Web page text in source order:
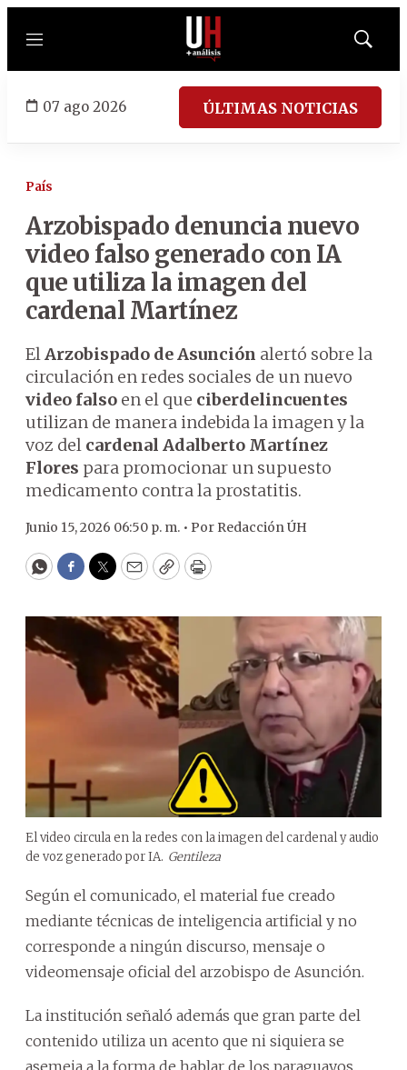
Menú
Mostrar
07 ago 2026 ÚLTIMAS NOTICIAS
País
Arzobispado denuncia nuevo
video falso generado con IA
que utiliza la imagen del
cardenal Martínez
ElArzobispado de Asunción alertó sobre la
circulación en redes sociales de un nuevo
video falso en el que ciberdelincuentes
utilizan de manera indebida la imagen y la
voz del cardenal Adalberto Martínez
Flores para promocionar un supuesto
medicamento contra la prostatitis.
Junio 15, 2026 06:50 p. m. • Por Redacción ÚH
WhatsApp
Facebook
Twitter
EmailCopyPrint
El video circula en la redes con la imagen del cardenal y audio
de voz generado por IA. Gentileza
Según el comunicado, el material fue creado
mediante técnicas de inteligencia artificial y no
corresponde a ningún discurso, mensaje o
videomensaje oficial del arzobispo de Asunción.
La institución señaló además que gran parte del
contenido utiliza un acento que ni siquiera se
asemeja a la forma de hablar de los paraguayos.